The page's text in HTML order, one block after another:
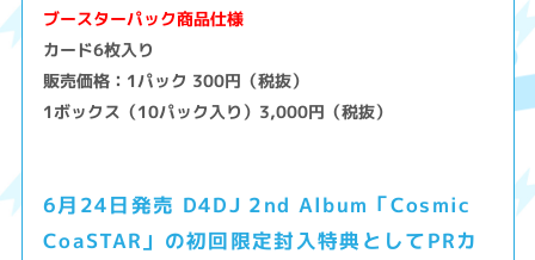
ブースターパック商品仕様
カード6枚入り
販売価格：1パック 300円（税抜）
1ボックス（10パック入り）3,000円（税抜）
6月24日発売 D4DJ 2nd Album「Cosmic
CoaSTAR」の初回限定封入特典としてPRカ